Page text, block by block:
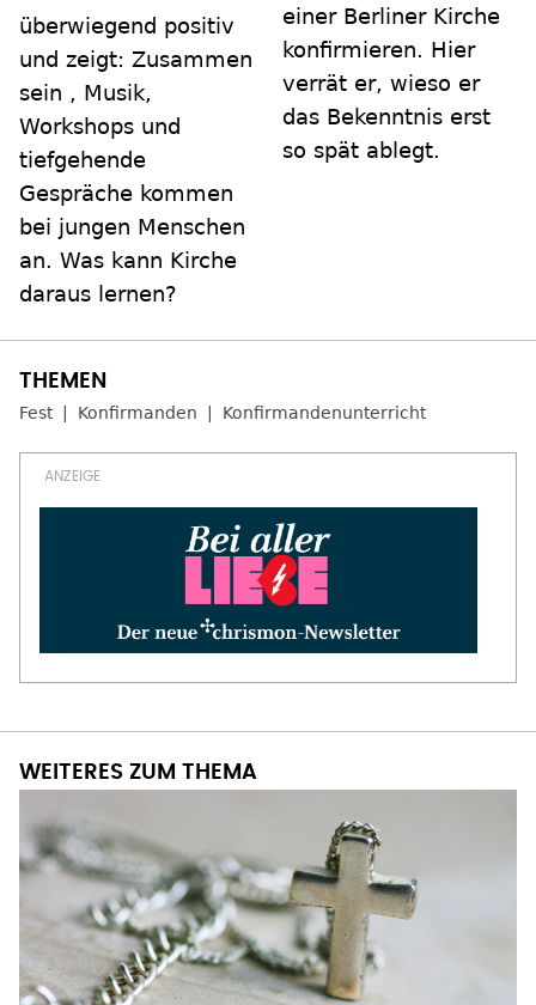
überwiegend positiv
und zeigt: Zusammen
sein , Musik,
Workshops und
tiefgehende
Gespräche kommen
bei jungen Menschen
an. Was kann Kirche
daraus lernen?
einer Berliner Kirche
konfirmieren. Hier
verrät er, wieso er
das Bekenntnis erst
so spät ablegt.
Fest Konfirmanden Konfirmandenunterricht
WEITERES ZUM THEMA